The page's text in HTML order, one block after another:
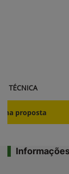
TÉCNICA
proposta